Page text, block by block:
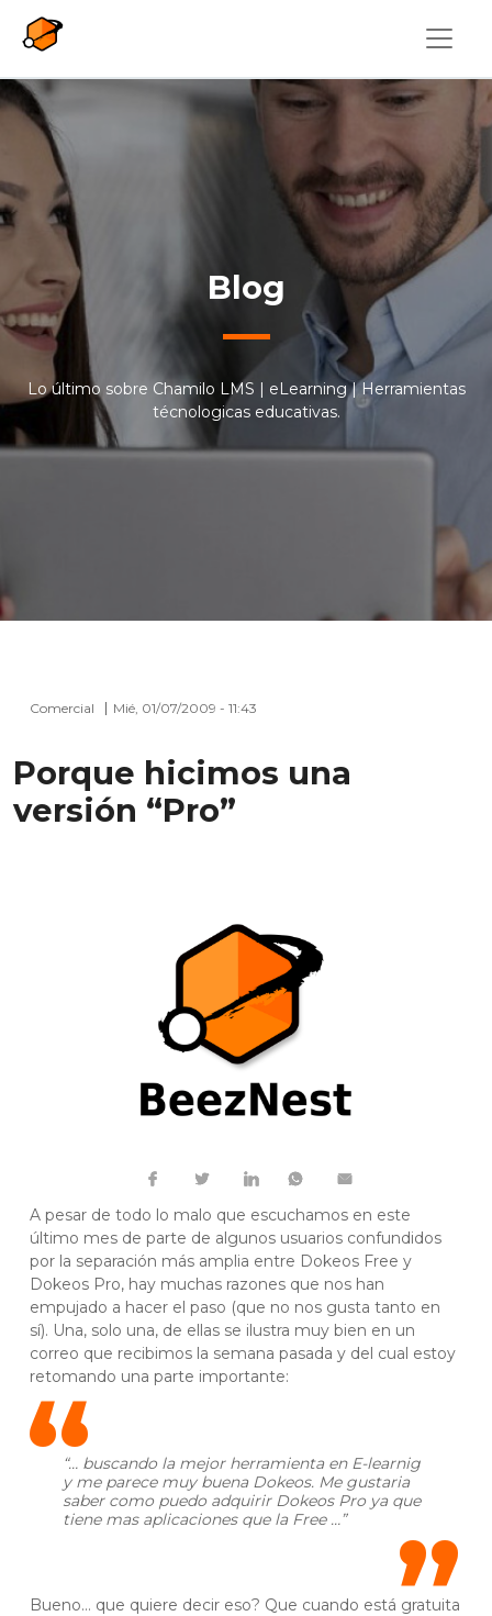
Blog
Lo último sobre Chamilo LMS | eLearning | Herramientas
técnologicas educativas.
Comercial Mié, 01/07/2009 - 11:43
Porque hicimos una
versión “Pro”
A pesar de todo lo malo que escuchamos en este
último mes de parte de algunos usuarios confundidos
por la separación más amplia entre Dokeos Free y
Dokeos Pro, hay muchas razones que nos han
empujado a hacer el paso (que no nos gusta tanto en
sí). Una, solo una, de ellas se ilustra muy bien en un
correo que recibimos la semana pasada y del cual estoy
retomando una parte importante:
“… buscando la mejor herramienta en E-learnig
y me parece muy buena Dokeos. Me gustaria
saber como puedo adquirir Dokeos Pro ya que
tiene mas aplicaciones que la Free …”
Bueno… que quiere decir eso? Que cuando está gratuita